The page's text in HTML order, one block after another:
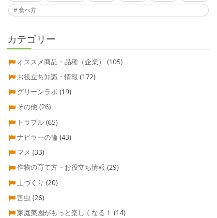
食べ方
カテゴリー
オススメ商品・品種（企業）
(105)
お役立ち知識・情報 (172)
グリーンラボ (19)
その他 (26)
トラブル (65)
ナビラーの輪 (43)
マメ (33)
作物の育て方・お役立ち情報 (29)
土づくり (20)
害虫 (26)
家庭菜園がもっと楽しくなる！ (14)